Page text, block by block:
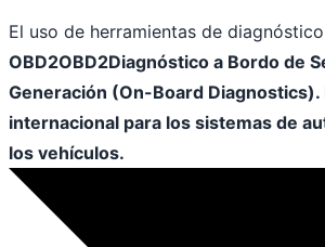
El uso de herramientas de diagnóstico
OBD2OBD2Diagnóstico a Bordo de
Generación (On-Board Diagnostics).
internacional para los sistemas de
los vehículos.